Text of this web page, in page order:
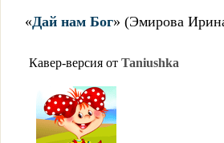
«Дай нам Бог» (Эмирова
Кавер-версия от Taniushka